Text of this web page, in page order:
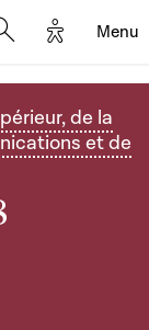
Options
Menu
de la
et de
meetings